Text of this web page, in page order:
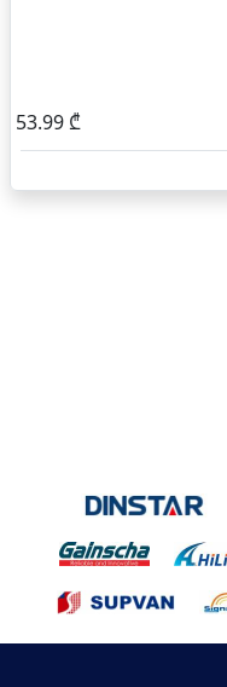
53.99 ₾